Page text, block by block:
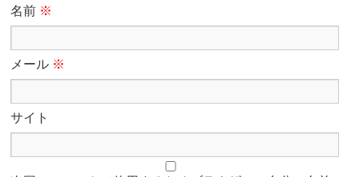
名前 ※
メール ※
サイト